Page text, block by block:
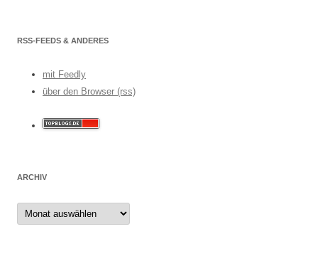
RSS-FEEDS & ANDERES
mit Feedly
über den Browser (rss)
ARCHIV
Archiv